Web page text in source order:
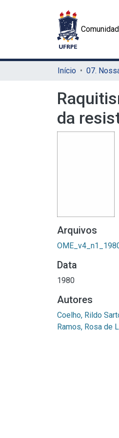
Início 07.
da
Arquivos
Data
1980
Autores
Coelho, Rildo
Ramos, Rosa de